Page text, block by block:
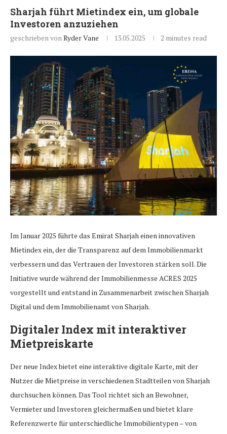
Sharjah führt Mietindex ein, um globale
Investoren anzuziehen
geschrieben vonRyder Vane 13.05.2025 2 minutes read
Im Januar 2025 führte das Emirat Sharjah einen innovativen
Mietindex ein, der die Transparenz auf dem Immobilienmarkt
verbessern und das Vertrauen der Investoren stärken soll. Die
Initiative wurde während der Immobilienmesse ACRES 2025
vorgestellt und entstand in Zusammenarbeit zwischen Sharjah
Digital und dem Immobilienamt von Sharjah.
Digitaler Index mit interaktiver
Mietpreiskarte
Der neue Index bietet eine interaktive digitale Karte, mit der
Nutzer die Mietpreise in verschiedenen Stadtteilen von Sharjah
durchsuchen können. Das Tool richtet sich an Bewohner,
Vermieter und Investoren gleichermaßen und bietet klare
Referenzwerte für unterschiedliche Immobilientypen – von